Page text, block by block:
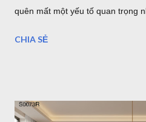
quên mất một yếu tố quan trọng
cân đối. Ngược lại, thảm quá lớn
phòng và phong cách nội thất,
CHIA SẺ